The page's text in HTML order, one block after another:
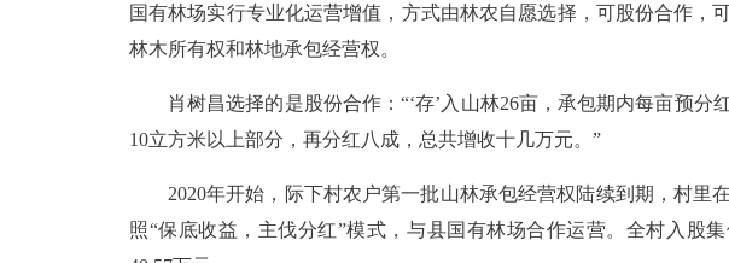
国有林场实行专业化运营增值，方式由林农自愿选择，可股份合作，
林木所有权和林地承包经营权。
肖树昌选择的是股份合作：“‘存’入山林26亩，承包期内每亩预分
10立方米以上部分，再分红八成，总共增收十几万元。”
2020年开始，际下村农户第一批山林承包经营权陆续到期，村里
照“保底收益，主伐分红”模式，与县国有林场合作运营。全村入股